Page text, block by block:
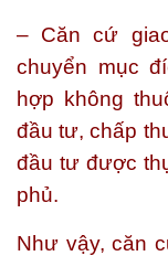
– Căn cứ
chuyển mục
hợp không
đầu tư, chấp
đầu tư được
phủ.
Như vậy, căn